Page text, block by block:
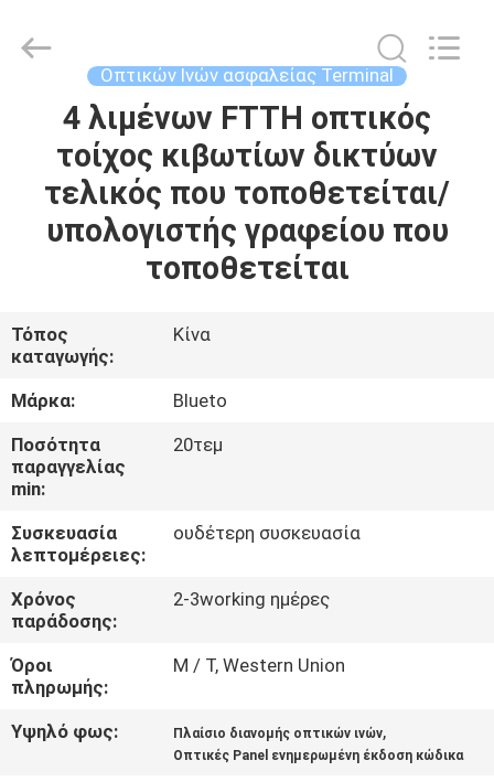
ΣΠΊΤΙ
ΠΡΟΪΌΝΤΑ
ΓΎΡΟΣ
ΕΡΓΟΣΤΑΣΊΩΝ
ΠΟΙΟΤΙΚΌΣ
ΜΑΣ
ΕΛΆΤΕ
ΣΕ
ΕΠΑΦΉ
ΜΕ
Electronics&Communication
Οπτικών Ινών ασφαλείας Terminal
4 λιμένων FTTH οπτικός
τοίχος κιβωτίων δικτύων
τελικός που τοποθετείται/
υπολογιστής γραφείου που
τοποθετείται
Τόπος
καταγωγής:
Κίνα
Μάρκα:
Blueto
Ποσότητα
παραγγελίας
min:
20τεμ
Συσκευασία
λεπτομέρειες:
ουδέτερη συσκευασία
Χρόνος
παράδοσης:
2-3working ημέρες
Όροι
πληρωμής:
Μ / Τ, Western Union
Υψηλό φως: Πλαίσιο διανομής οπτικών ινών,
Οπτικές Panel ενημερωμένη έκδοση κώδικα